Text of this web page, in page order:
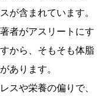
が含まれています。
者がアスリートにす
から、そもそも体脂
あります。
スや栄養の偏りで、